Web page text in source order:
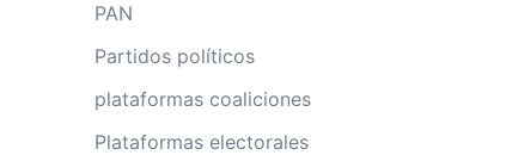
PAN
Partidos políticos
plataformas coaliciones
Plataformas electorales